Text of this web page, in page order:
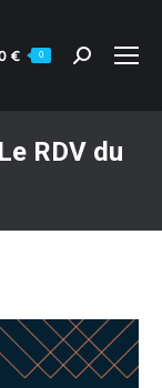
€ 0
Recherche
Le RDV du